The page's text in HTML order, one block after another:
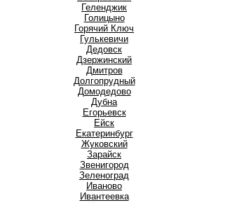
Геленджик
Голицыно
Горячий Ключ
Гулькевичи
Дедовск
Дзержинский
Дмитров
Долгопрудный
Домодедово
Дубна
Егорьевск
Ейск
Екатеринбург
Жуковский
Зарайск
Звенигород
Зеленоград
Иваново
Ивантеевка